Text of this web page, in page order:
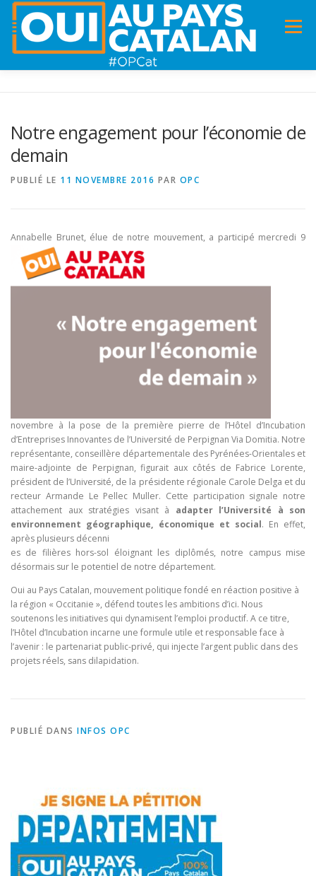
Menu
PANNEAUX POUR MA COMMUNE !
Notre engagement pour l’économie de
demain
PUBLIÉ LE 11 NOVEMBRE 2016 PAR OPC
Annabelle Brunet, élue de notre mouvement, a participé mercredi 9
novembre à la pose de la première pierre de l’Hôtel d’Incubation
d’Entreprises Innovantes de l’Université de Perpignan Via Domitia. Notre
représentante, conseillère départementale des Pyrénées-Orientales et
maire-adjointe de Perpignan, figurait aux côtés de Fabrice Lorente,
président de l’Université, de la présidente régionale Carole Delga et du
recteur Armande Le Pellec Muller. Cette participation signale notre
attachement aux stratégies visant à adapter l’Université à son
environnement géographique, économique et social. En effet,
après plusieurs décenni
es de filières hors-sol éloignant les diplômés, notre campus mise
désormais sur le potentiel de notre département.
Oui au Pays Catalan, mouvement politique fondé en réaction positive à
la région « Occitanie », défend toutes les ambitions d’ici. Nous
soutenons les initiatives qui dynamisent l’emploi productif. A ce titre,
l’Hôtel d’Incubation incarne une formule utile et responsable face à
l’avenir : le partenariat public-privé, qui injecte l’argent public dans des
projets réels, sans dilapidation.
PUBLIÉ DANS INFOS OPC